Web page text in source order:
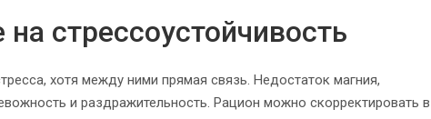
стрессоустойчивость
хотя между ними прямая связь. Недостаток магния,
и раздражительность. Рацион можно скорректировать в